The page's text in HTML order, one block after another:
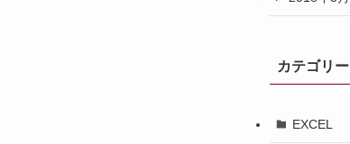
カテゴリー
EXCEL